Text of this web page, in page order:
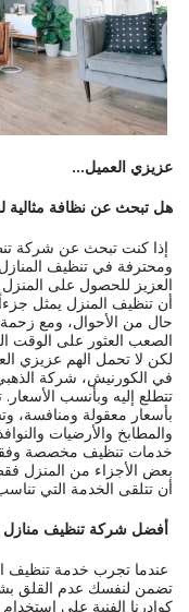
عزيزي العميل...
هل تبحث عن نظافة مثالية
إذا كنت تبحث عن شركة
ومحترفة في تنظيف
العزيز للحصول على
أن تنظيف المنزل يمثل جزءاً
حال من الأحوال، ومع
الصعب العثور على الوقت
لكن لا تحمل الهم عزيزي
في الكورنيش، شركة
تتطلع إليه وبأنسب
بأسعار معقولة ومنافسة،
والمطابخ والأرضيات
خدمات تنظيف مخصصة وفقاً
بعض الأجزاء من المنزل
أن تتلقى الخدمة التي
أفضل شركة تنظيف
عندما تجرب خدمة تنظيف
تضمن لنفسك عدم القلق
كوادرنا الفنية على